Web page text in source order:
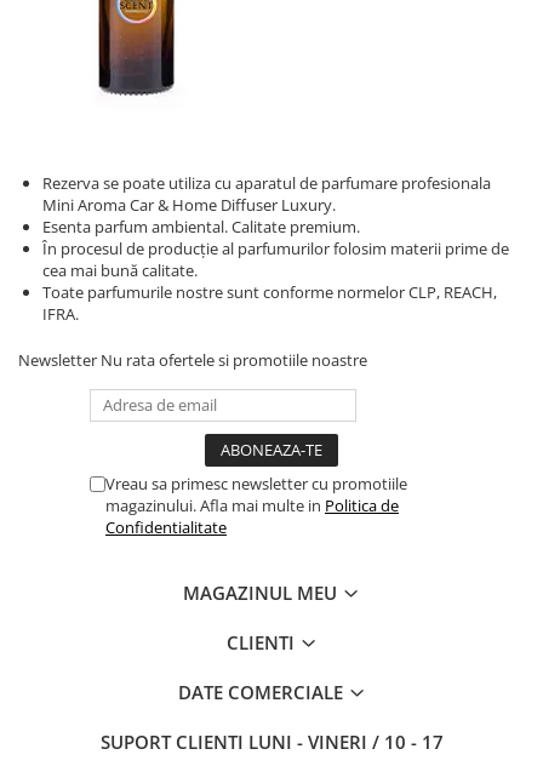
Rezerva se poate utiliza cu aparatul de parfumare profesionala
Mini Aroma Car & Home Diffuser Luxury.
Esenta parfum ambiental. Calitate premium.
În procesul de producție al parfumurilor folosim materii prime de
cea mai bună calitate.
Toate parfumurile nostre sunt conforme normelor CLP, REACH,
IFRA.
Newsletter Nu rata ofertele si promotiile noastre
Vreau sa primesc newsletter cu promotiile
magazinului. Afla mai multe in Politica de
Confidentialitate
MAGAZINUL MEU
CLIENTI
DATE COMERCIALE
SUPORT CLIENTI LUNI - VINERI / 10 - 17